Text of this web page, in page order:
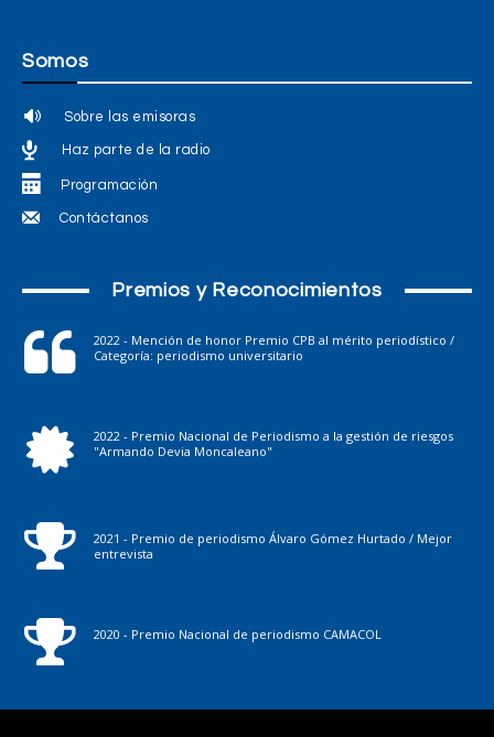
Somos
Sobre las emisoras
Haz parte de la radio
Programación
Contáctanos
Premios y Reconocimientos
2022 - Mención de honor Premio CPB al mérito periodístico /
Categoría: periodismo universitario
2022 - Premio Nacional de Periodismo a la gestión de riesgos
"Armando Devia Moncaleano"
2021 - Premio de periodismo Álvaro Gómez Hurtado / Mejor
entrevista
2020 - Premio Nacional de periodismo CAMACOL